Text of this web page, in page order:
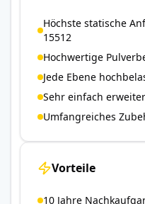
Höchste statische
15512
Hochwertige
Jede Ebene
Sehr einfach
Umfangreiches
Vorteile
10 Jahre